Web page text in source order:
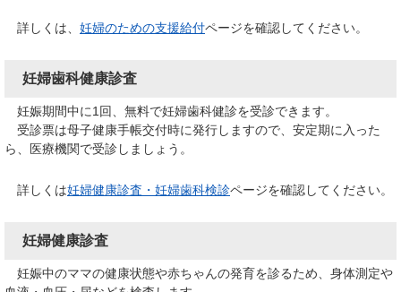
詳しくは、 妊婦のための支援給付​​ページを確認してください。
妊婦歯科健康診査
妊娠期間中に1回、無料で妊婦歯科健診を受診できます。
受診票は母子健康手帳交付時に発行しますので、安定期に入った
ら、医療機関で受診しましょう。
詳しくは妊婦健康診査・妊婦歯科検診ページを確認してください。
妊婦健康診査
妊娠中のママの健康状態や赤ちゃんの発育を診るため、身体測定や